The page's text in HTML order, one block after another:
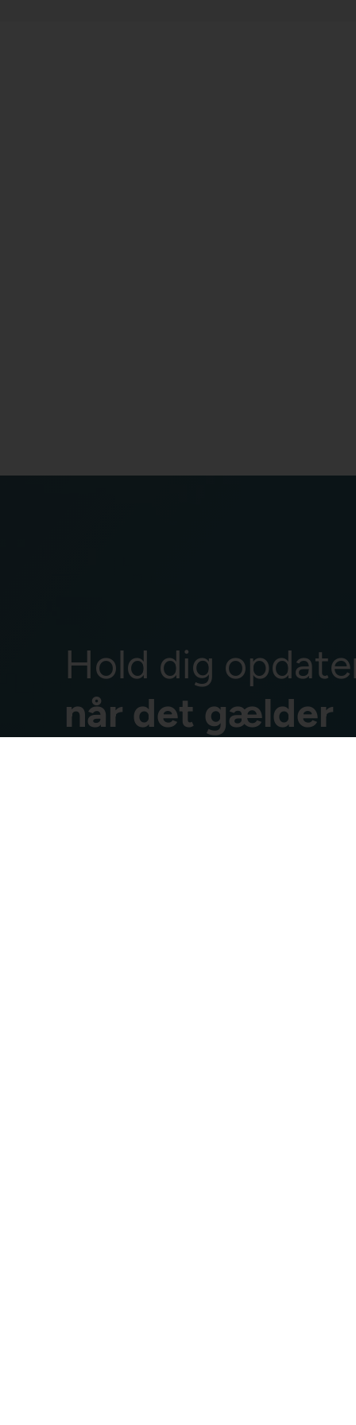
Hold dig
når det gælder